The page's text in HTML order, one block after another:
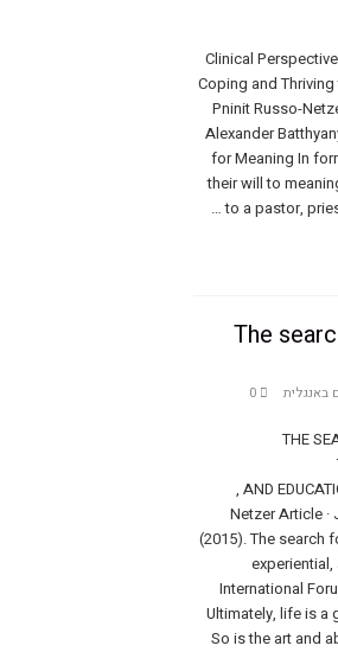
Clinical
Coping and
Pninit Russo-
Alexander
for Meaning In
their will to
to a pastor,
The
באנגלית 0
THE
, AND
Netzer Article ·
(2015). The search
International
Ultimately, life is a
So is the art and